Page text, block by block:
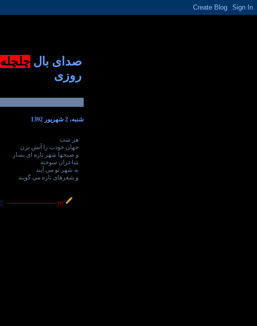
صدای بال چلچله
روزی
شنبه، 2 شهریور 1392
هر شب
جهان خودت را آتش بزن
و صبحها شهر تازه ای بساز
شاعران سوخته
به شهر تو می آیند
و شعرهای تازه می گویند
[+]
---------------------------------
[0]